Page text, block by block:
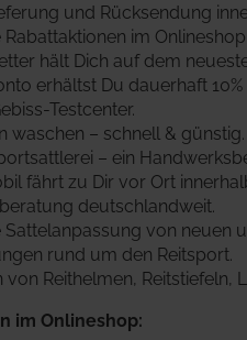
und Rücksendung
im
hält Dich auf dem
erhältst Du dauerhaft 10%
Testcenter.
– schnell & günstig.
– ein
fährt zu Dir vor Ort
deutschlandweit.
von neuen
rund um den Reitsport.
Reithelmen, Reitstiefeln,
im Onlineshop: